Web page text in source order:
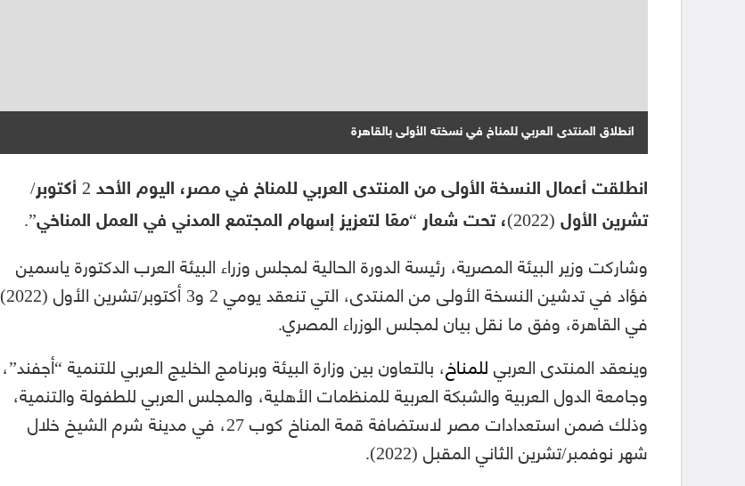
انطلاق المنتدى العربي للمناخ في نسخته الأولى بالقاهرة
انطلقت أعمال النسخة الأولى من المنتدى العربي للمناخ في مصر، اليوم الأحد 2 أكتوبر/
تشرين الأول (2022)، تحت شعار “معًا لتعزيز إسهام المجتمع المدني في العمل المناخي”.
وشاركت وزير البيئة المصرية، رئيسة الدورة الحالية لمجلس وزراء البيئة العرب الدكتورة ياسمين
فؤاد في تدشين النسخة الأولى من المنتدى، التي تنعقد يومي 2 و3 أكتوبر/تشرين الأول (2022)
في القاهرة، وفق ما نقل بيان لمجلس الوزراء المصري.
وينعقد المنتدى العربيللمناخ، بالتعاون بين وزارة البيئة وبرنامج الخليج العربي للتنمية “أجفند”،
وجامعة الدول العربية والشبكة العربية للمنظمات الأهلية، والمجلس العربي للطفولة والتنمية،
وذلك ضمن استعدادات مصر لاستضافة قمة المناخ كوب 27، في مدينة شرم الشيخ خلال
شهر نوفمبر/تشرين الثاني المقبل (2022).